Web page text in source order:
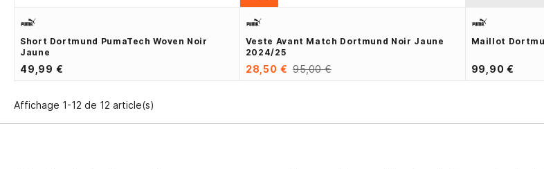
Short Dortmund PumaTech Woven Noir
Jaune
49,99 €
Veste Avant Match Dortmund Noir Jaune
2024/25
28,50 € 95,00 €
Maillot
99,90 €
Affichage 1-12 de 12 article(s)